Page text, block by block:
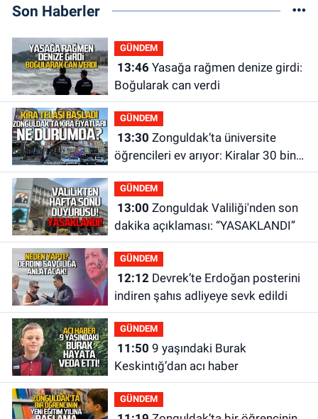
Son Haberler
GÜNDEM
13:46Yasağa rağmen denize girdi:
Boğularak can verdi
GÜNDEM
13:30
öğrencileri ev arıyor: Kiralar 30 bin
liraya kadar çıkıyor
GÜNDEM
13:00
dakika açıklaması: “YASAKLANDI”
GÜNDEM
12:12Devrek’te Erdoğan posterini
indiren şahıs adliyeye sevk edildi
GÜNDEM
11:50
Keskintığ’dan acı haber
GÜNDEM